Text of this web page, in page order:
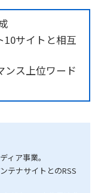
10サイトと相互
ンス上位ワード
ィア事業。
テナサイトとのRSS